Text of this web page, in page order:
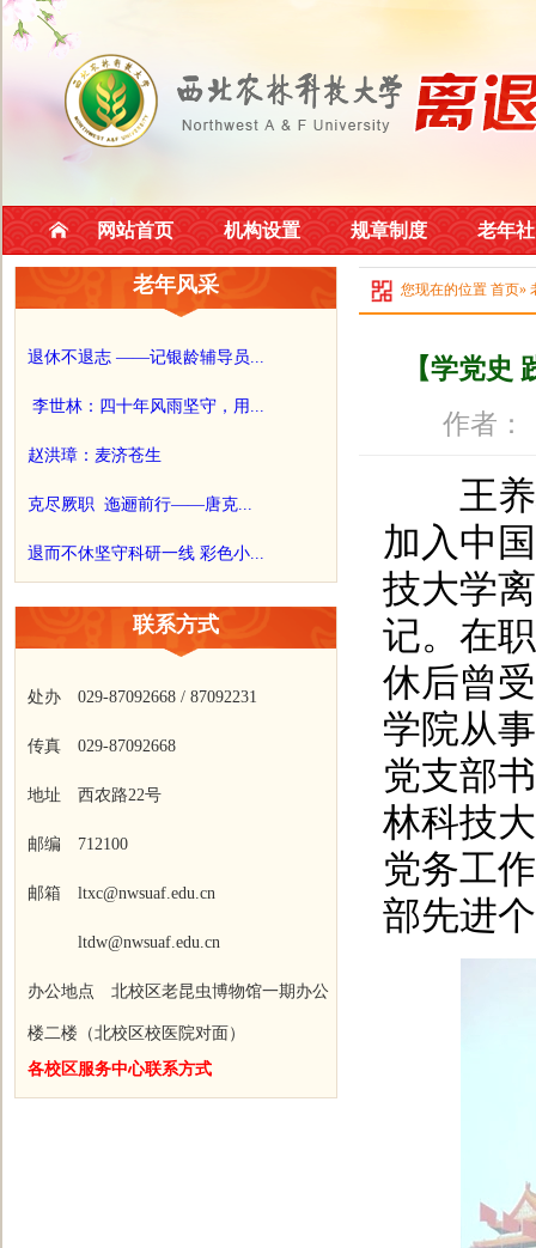
网站首页 机构设置 规章制度 老年
老年风采
退休不退志 ——记银龄辅导员...
李世林：四十年风雨坚守，用...
赵洪璋：麦济苍生
克尽厥职 迤逦前行——唐克...
退而不休坚守科研一线 彩色小...
联系方式
处办 029-87092668 / 87092231
传真 029-87092668
地址 西农路22号
邮编 712100
邮箱 ltxc@nwsuaf.edu.cn
ltdw@nwsuaf.edu.cn
办公地点 北校区老昆虫博物馆一期办公
楼二楼（北校区校医院对面）
各校区服务中心联系方式
您现在的位置 首页»
【学党史
作者
王养
加入中
技大学
记。在
休后曾
学院从
党支部
林科技
党务工
部先进